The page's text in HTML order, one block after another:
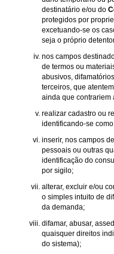
destinatário e/ou do
protegidos por
excetuando-se os
seja o próprio
nos campos
de termos ou
abusivos,
terceiros, que
ainda que contrariem
realizar cadastro ou
identificando-se
inserir, nos campos
pessoais ou outras
identificação do
por sigilo;
alterar, excluir e/ou
o simples intuito de
da demanda;
difamar, abusar,
quaisquer direitos
do sistema);